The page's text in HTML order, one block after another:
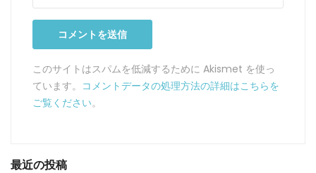
このサイトはスパムを低減するために Akismet を使っ
ています。 コメントデータの処理方法の詳細はこちらを
ご覧ください。
最近の投稿